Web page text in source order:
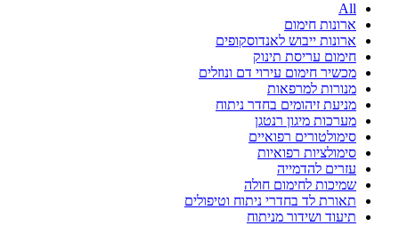
All
ארונות חימום
ארונות ייבוש לאנדוסקופים
חימום עריסת תינוק
מכשיר חימום עירוי דם ונוזלים
מנורות למרפאות
מניעת זיהומים בחדר ניתוח
מערכות מיגון רנטגן
סימולטורים רפואיים
סימולציות רפואיות
עזרים להדמייה
שמיכות לחימום חולה
תאורת לד בחדרי ניתוח וטיפולים
תיעוד ושידור מניתוח